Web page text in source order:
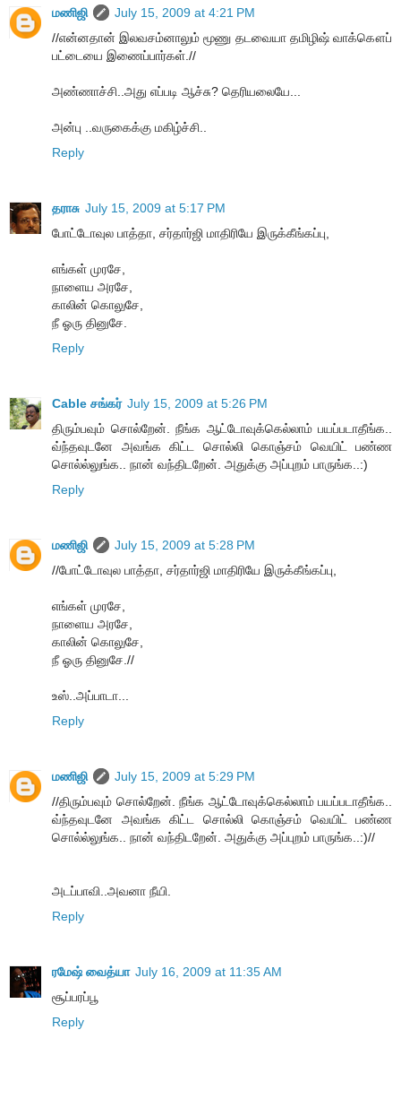
மணிஜி
July 15, 2009 at 4:21 PM
//என்னதான் இலவசம்னாலும் மூணு தடவையா தமிழிஷ் வாக்கௌப்
பட்டையை இணைப்பார்கள்.//
அண்ணாச்சி..அது எப்படி ஆச்சு? தெரியலையே...
அன்பு ..வருகைக்கு மகிழ்ச்சி..
Reply
தராசு July 15, 2009 at 5:17 PM
போட்டோவுல பாத்தா, சர்தார்ஜி மாதிரியே இருக்கீங்கப்பு,
எங்கள் முரசே,
நாளைய அரசே,
காலின் கொலுசே,
நீ ஓரு தினுசே.
Reply
Cable சங்கர் July 15, 2009 at 5:26 PM
திரும்பவும் சொல்றேன். நீங்க ஆட்டோவுக்கெல்லாம் பயப்படாதீங்க..
வ்ந்தவுடனே அவங்க கிட்ட சொல்லி கொஞ்சம் வெயிட் பண்ண
சொல்ல்லுங்க.. நான் வந்திடறேன். அதுக்கு அப்புறம் பாருங்க..:)
Reply
மணிஜி
July 15, 2009 at 5:28 PM
//போட்டோவுல பாத்தா, சர்தார்ஜி மாதிரியே இருக்கீங்கப்பு,
எங்கள் முரசே,
நாளைய அரசே,
காலின் கொலுசே,
நீ ஓரு தினுசே.//
உஸ்..அப்பாடா...
Reply
மணிஜி
July 15, 2009 at 5:29 PM
//திரும்பவும் சொல்றேன். நீங்க ஆட்டோவுக்கெல்லாம் பயப்படாதீங்க..
வ்ந்தவுடனே அவங்க கிட்ட சொல்லி கொஞ்சம் வெயிட் பண்ண
சொல்ல்லுங்க.. நான் வந்திடறேன். அதுக்கு அப்புறம் பாருங்க..:)//
அடப்பாவி..அவனா நீயி.
Reply
ரமேஷ் வைத்யா July 16, 2009 at 11:35 AM
சூப்பரப்பூ
Reply